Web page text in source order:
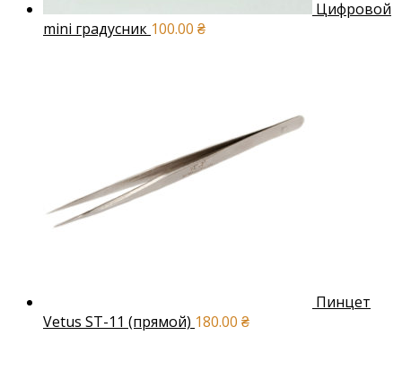
Цифровой
mini градусник 100.00 ₴
Пинцет
Vetus ST-11 (прямой) 180.00 ₴